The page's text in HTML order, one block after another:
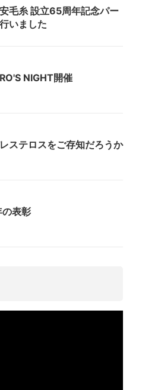
毛糸 設立65周年記念パー
いました
NIGHT開催
ステロスをご存知だろうか
表彰